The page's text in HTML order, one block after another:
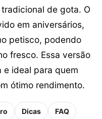
de gota. O
em aniversários,
petisco, podendo
fresco. Essa versão
e ideal para quem
ótimo rendimento.
Dicas FAQ